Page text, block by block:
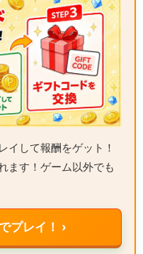
イして報酬をゲット！
ます！ゲーム以外でも
プレイ！ ›